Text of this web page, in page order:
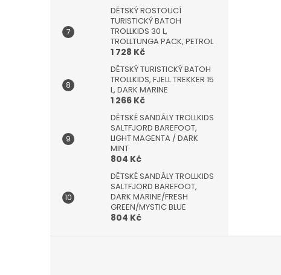
DĚTSKÝ ROSTOUCÍ
TURISTICKÝ BATOH
TROLLKIDS 30 L,
TROLLTUNGA PACK, PETROL
1 728 Kč
DĚTSKÝ TURISTICKÝ BATOH
TROLLKIDS, FJELL TREKKER 15
L, DARK MARINE
1 266 Kč
DĚTSKÉ SANDÁLY TROLLKIDS
SALTFJORD BAREFOOT,
LIGHT MAGENTA / DARK
MINT
804 Kč
DĚTSKÉ SANDÁLY TROLLKIDS
SALTFJORD BAREFOOT,
DARK MARINE/FRESH
GREEN/MYSTIC BLUE
804 Kč